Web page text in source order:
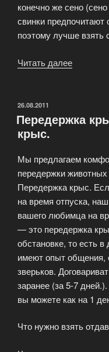
конечно же сено
свинки
поэтому лучше взять
Читать далее
ОПУБЛИКОВАНО
26.08.2011
Передержка
крыс.
Мы предлагаем
передержки
Передержка крыс.
на время отпуска,
вашего любимца на
— это передержка
обстановке, то есть
имеют опыт общения,
зверьков.
заранее (за 5-7
вы можете как на 1
Что нужно взять